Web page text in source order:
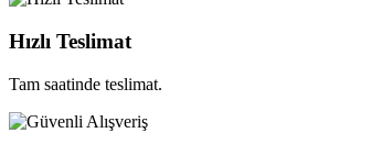
Hızlı Teslimat
Tam saatinde teslimat.